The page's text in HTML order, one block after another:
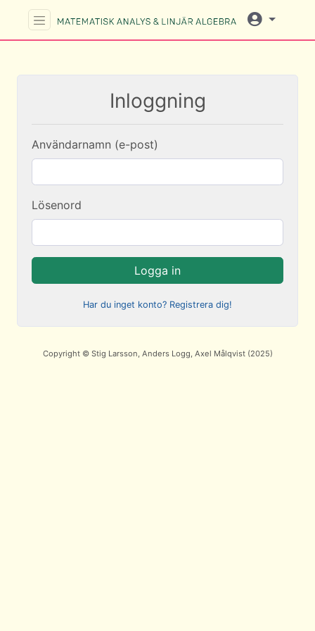
Inloggning
Användarnamn (e-post)
Lösenord
Logga in
Har du inget konto? Registrera dig!
Copyright © Stig Larsson, Anders Logg, Axel Målqvist (2025)